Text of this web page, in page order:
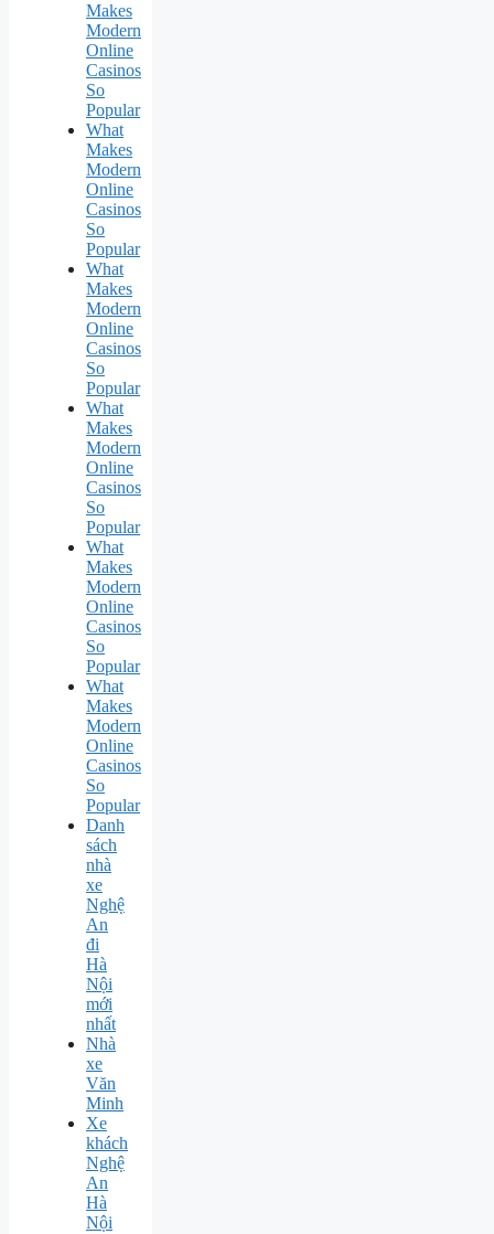
Makes
Modern
Online
Casinos
So
Popular
What
Makes
Modern
Online
Casinos
So
Popular
What
Makes
Modern
Online
Casinos
So
Popular
What
Makes
Modern
Online
Casinos
So
Popular
What
Makes
Modern
Online
Casinos
So
Popular
What
Makes
Modern
Online
Casinos
So
Popular
Danh
sách
nhà
xe
Nghệ
An
đi
Hà
Nội
mới
nhất
Nhà
xe
Văn
Minh
Xe
khách
Nghệ
An
Hà
Nội